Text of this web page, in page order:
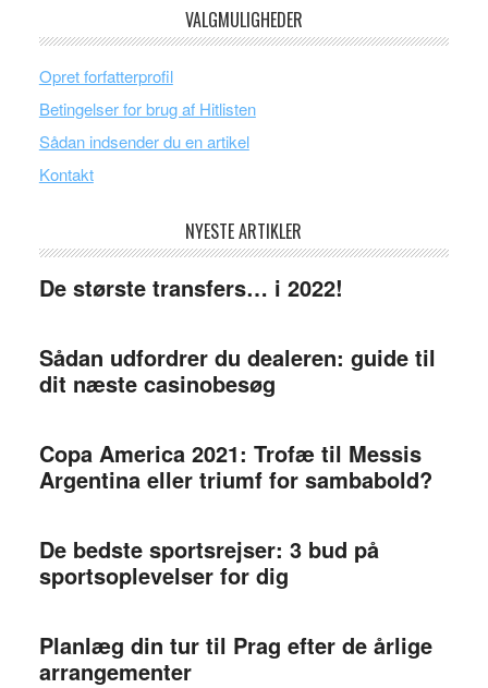
VALGMULIGHEDER
Opret forfatterprofil
Betingelser for brug af Hitlisten
Sådan indsender du en artikel
Kontakt
NYESTE ARTIKLER
De største transfers… i 2022!
Sådan udfordrer du dealeren: guide til
dit næste casinobesøg
Copa America 2021: Trofæ til Messis
Argentina eller triumf for sambabold?
De bedste sportsrejser: 3 bud på
sportsoplevelser for dig
Planlæg din tur til Prag efter de årlige
arrangementer